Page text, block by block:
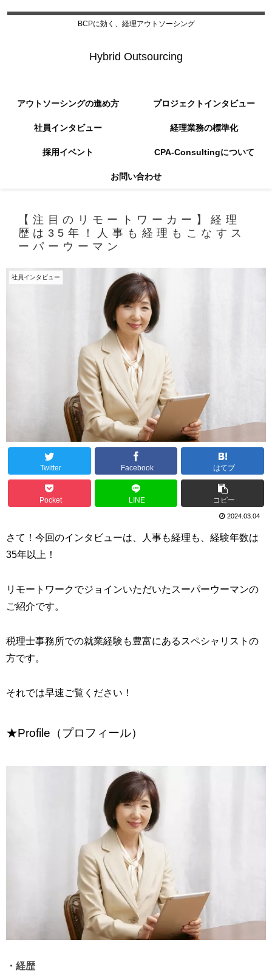
BCPに効く、経理アウトソーシング
Hybrid Outsourcing
アウトソーシングの進め方 プロジェクトインタビュー
社員インタビュー 経理業務の標準化
採用イベント CPA-Consultingについて
お問い合わせ
【注目のリモートワーカー】経理
歴は35年！人事も経理もこなすス
ーパーウーマン
社員インタビュー
Twitter Facebook はてブ
Pocket LINE コピー
2024.03.04
さて！今回のインタビューは、人事も経理も、経験年数は
35年以上！
リモートワークでジョインいただいたスーパーウーマンの
ご紹介です。
税理士事務所での就業経験も豊富にあるスペシャリストの
方です。
それでは早速ご覧ください！
★Profile（プロフィール）
・経歴